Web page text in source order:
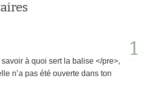
1
à quoi sert la balise </pre>,
n’a pas été ouverte dans ton